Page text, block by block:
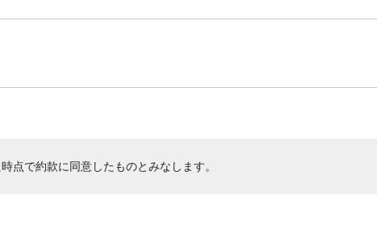
点で約款に同意したものとみなします。